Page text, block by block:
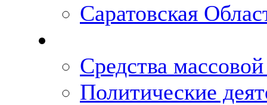
Саратовская
Средства
Политические